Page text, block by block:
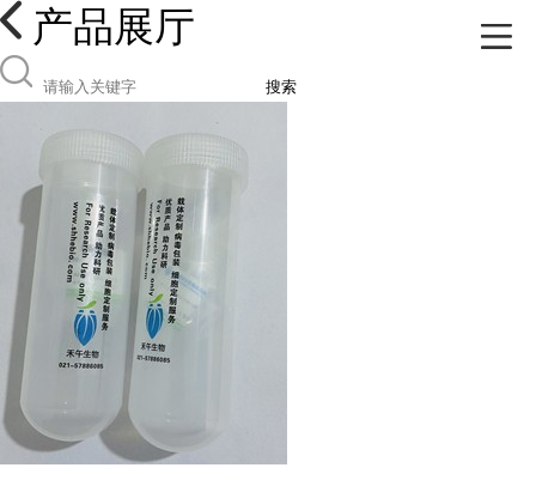
产品展厅
搜索